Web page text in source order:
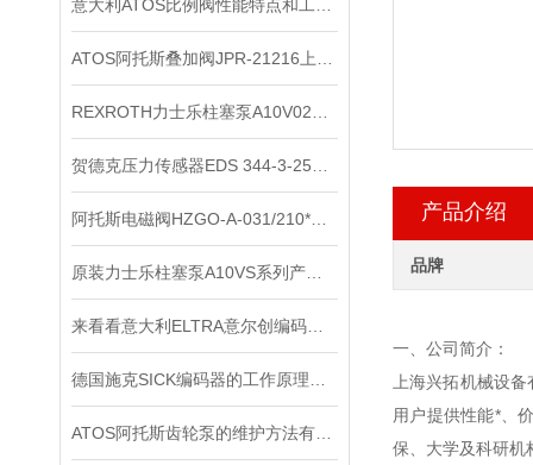
产品介绍
品牌
一、公司简介：
上海兴拓机械设
用户提供性能*、
保、大学及科研机